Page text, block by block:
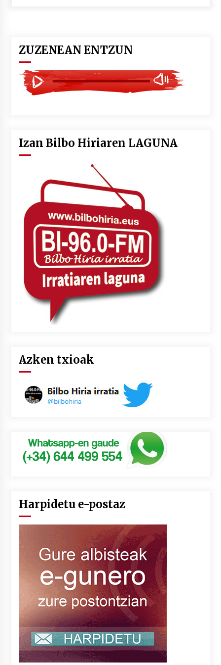
Larunbatean Plentziako Itsas Martxa ospatuko
da
2026/07/07
2026/07/07
Uribitarte40 aretoan
2026/07/03
SOINUGELA: Paul McCartney eta Ringo Starr-en
lan berriak
2026/07/03
MUSIBLA #297: Bide, Boards Of Canada, Somak,
Tiga, Twisted Teens, Underscores, Habia
2026/07/02
ZUZENEAN ENTZUN
Izan Bilbo Hiriaren LAGUNA
Azken txioak
Harpidetu e-postaz